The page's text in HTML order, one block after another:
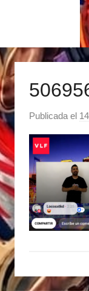
Publicada el